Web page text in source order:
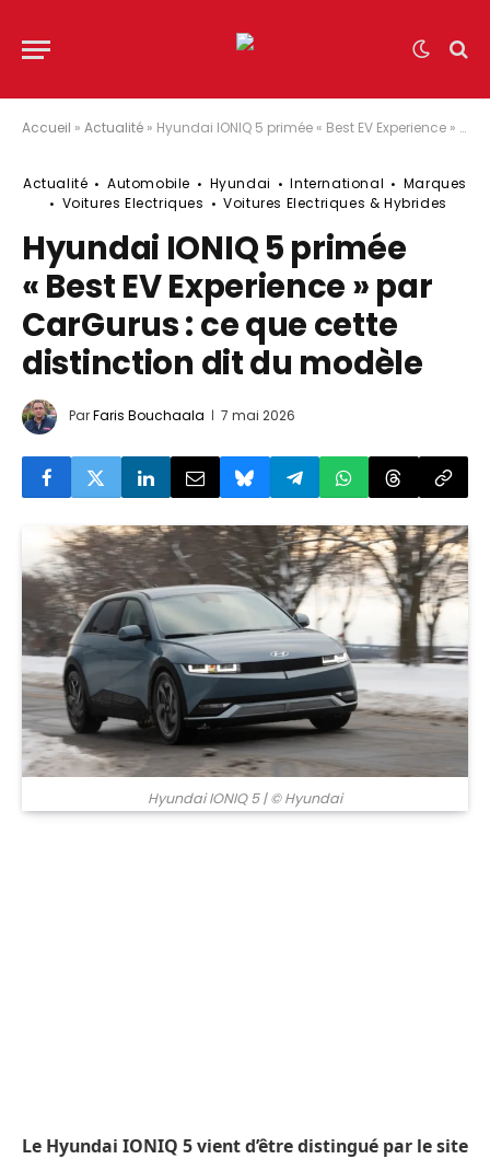
Accueil » Actualité » Hyundai IONIQ 5 primée « Best EV Experience » par CarGurus : ce que cette distinction dit du modèle
Actualité Automobile Hyundai International
Marques
Voitures Electriques
Voitures Electriques & Hybrides
Hyundai IONIQ 5 primée
« Best EV Experience » par
CarGurus : ce que cette
distinction dit du modèle
ParFaris Bouchaala 7 mai 2026
© Hyundai
Hyundai IONIQ 5| © Hyundai
Le Hyundai IONIQ 5 vient d’être distingué par le site